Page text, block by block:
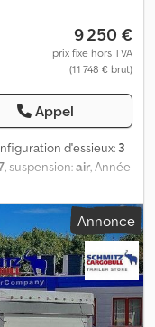
9 250 €
prix fixe hors TVA
(11 748 € brut)
Appel
d'essieux: 3
, suspension:air, Année
anti-encastrement,
1x15 et 2x7 pôles,
tous les véhicules
financement ? Nous
des
télématiques. Nous
Annonce